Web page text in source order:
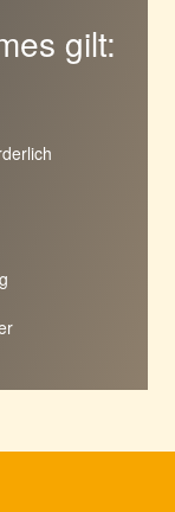
gilt: